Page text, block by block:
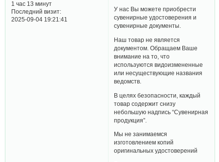
1 час 13 минут
Последний визит:
2025-09-04 19:21:41
У нас Вы можете приобрести
сувенирные удостоверения и
сувенирные документы.
Наш товар не является
документом. Обращаем Ваше
внимание на то, что
используются видоизмененные
или несуществующие названия
ведомств.
В целях безопасности, каждый
товар содержит снизу
небольшую надпись “Сувенирная
продукция”.
Мы не занимаемся
изготовлением копий
оригинальных удостоверений